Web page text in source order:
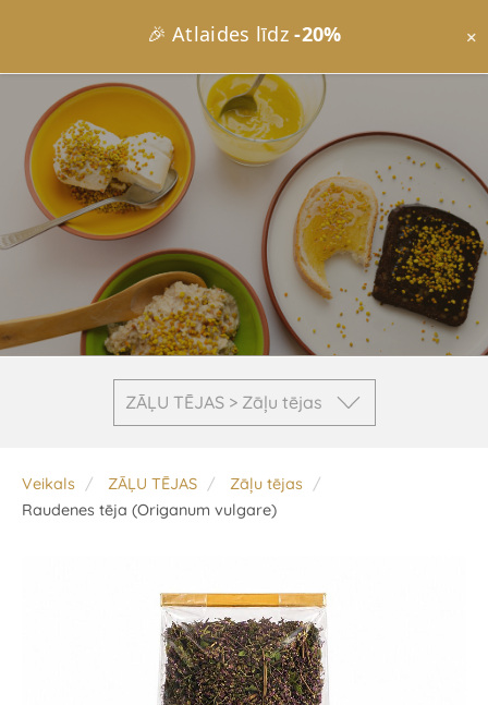
🎉 Atlaides līdz-20% ×
ZĀĻU TĒJAS > Zāļu tējas
Veikals ZĀĻU TĒJAS
Zāļu tējas
Raudenes tēja (Origanum vulgare)